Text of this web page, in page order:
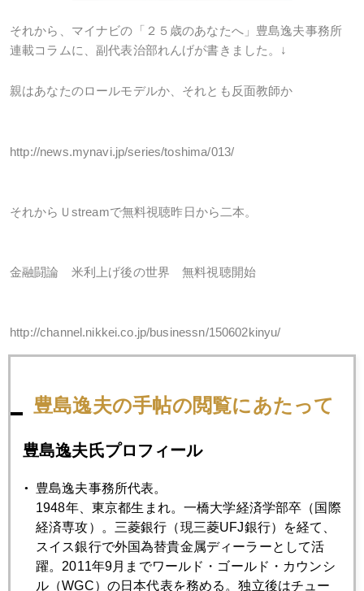
それから、マイナビの「２５歳のあなたへ」豊島逸夫事務所
連載コラムに、副代表治部れんげが書きました。↓
親はあなたのロールモデルか、それとも反面教師か
http://news.mynavi.jp/series/toshima/013/
それからＵstreamで無料視聴昨日から二本。
金融闘論 米利上げ後の世界 無料視聴開始
http://channel.nikkei.co.jp/businessn/150602kinyu/
ギリシャ現地ロケ番組 無料視聴開始
http://channel.nikkei.co.jp/businessn/150601kintoku/
それから、関西地区の皆さん。
６日土曜日朝９時からの朝日放送「正義のミカタ」に生出演
します。テーマはギリシャ。地上波で経済ネタは珍しい。ぶ
豊島逸夫の手帖の閲覧にあたって
豊島逸夫氏プロフィール
豊島逸夫事務所代表。
1948年、東京都生まれ。一橋大学経済学部卒（国際
経済専攻）。三菱銀行（現三菱UFJ銀行）を経て、
スイス銀行で外国為替貴金属ディーラーとして活
躍。2011年9月までワールド・ゴールド・カウンシ
ル（WGC）の日本代表を務める。独立後はチュー